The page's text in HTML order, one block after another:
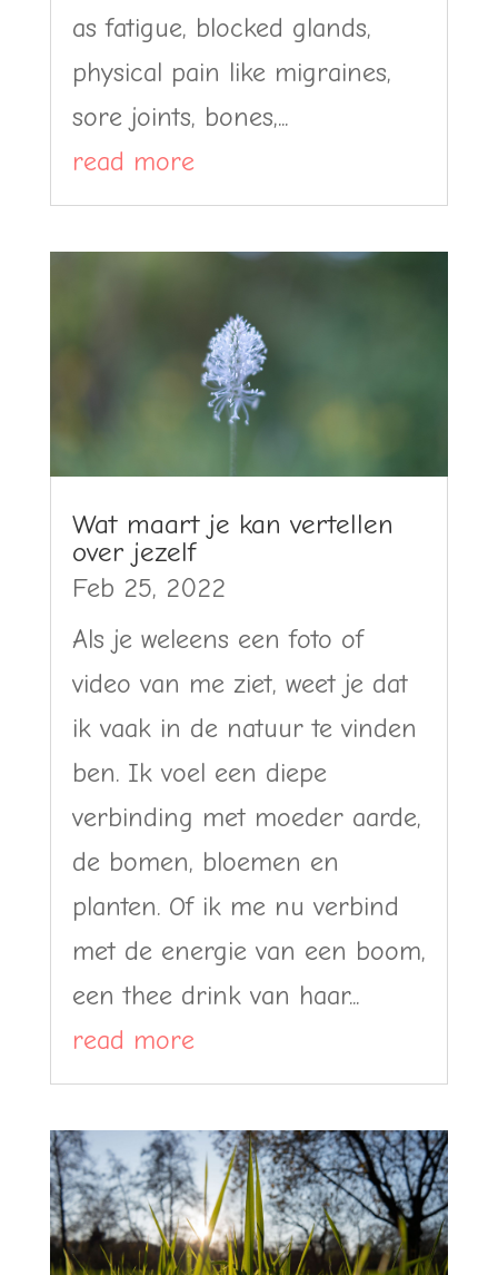
as fatigue, blocked glands,
physical pain like migraines,
sore joints, bones,...
read more
Wat maart je kan vertellen
over jezelf
Feb 25, 2022
Als je weleens een foto of
video van me ziet, weet je dat
ik vaak in de natuur te vinden
ben. Ik voel een diepe
verbinding met moeder aarde,
de bomen, bloemen en
planten. Of ik me nu verbind
met de energie van een boom,
een thee drink van haar...
read more